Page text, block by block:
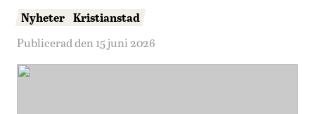
Nyheter Kristianstad
Publicerad den 15 juni 2026